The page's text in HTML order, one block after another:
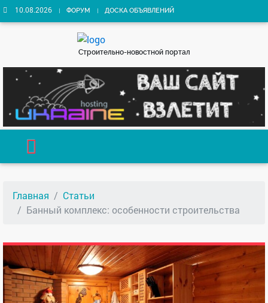
10.08.2026 ФОРУМ ДОСКА ОБЪЯВЛЕНИЙ
Строительно-новостной портал
Главная
Статьи
Банный комплекс: особенности строительства